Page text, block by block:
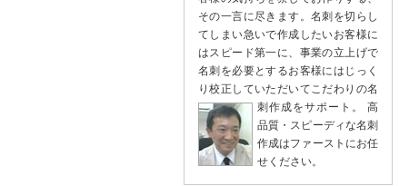
その一言に尽きます。名刺を切らし
てしまい急いで作成したいお客様に
はスピード第一に、事業の立上げで
名刺を必要とするお客様にはじっく
り校正していただいてこだわりの名
刺作成をサポート。
高
品質・スピーディな名刺
作成はファーストにお任
せください。